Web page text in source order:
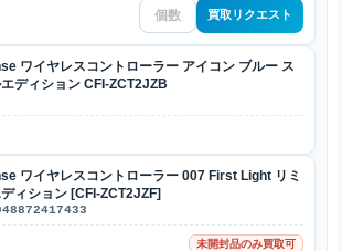
買取リクエスト
ワイヤレスコントローラー アイコン ブルー ス
ディション CFI-ZCT2JZB
ワイヤレスコントローラー 007 First Light リミ
ィション [CFI-ZCT2JZF]
未開封品のみ買取可